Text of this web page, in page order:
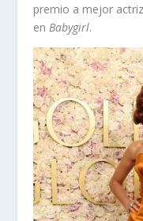
premio a mejor
enBabygirl.